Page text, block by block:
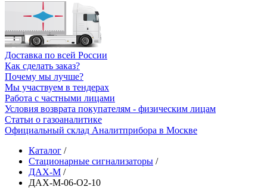
Доставка по всей России
Как сделать заказ?
Почему мы лучше?
Мы участвуем в тендерах
Работа с частными лицами
Условия возврата покупателям - физическим лицам
Статьи о газоаналитике
Официальный склад Аналитприбора в Москве
Каталог /
Стационарные сигнализаторы /
ДАХ-М /
ДАХ-М-06-O2-10